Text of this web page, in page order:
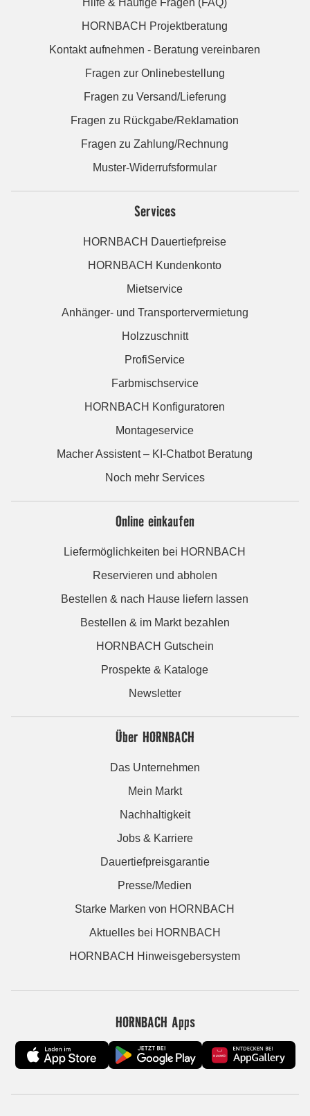
Hilfe & Häufige Fragen (FAQ)
HORNBACH Projektberatung
Kontakt aufnehmen - Beratung vereinbaren
Fragen zur Onlinebestellung
Fragen zu Versand/Lieferung
Fragen zu Rückgabe/Reklamation
Fragen zu Zahlung/Rechnung
Muster-Widerrufsformular
Services
HORNBACH Dauertiefpreise
HORNBACH Kundenkonto
Mietservice
Anhänger- und Transportervermietung
Holzzuschnitt
ProfiService
Farbmischservice
HORNBACH Konfiguratoren
Montageservice
Macher Assistent – KI-Chatbot Beratung
Noch mehr Services
Online einkaufen
Liefermöglichkeiten bei HORNBACH
Reservieren und abholen
Bestellen & nach Hause liefern lassen
Bestellen & im Markt bezahlen
HORNBACH Gutschein
Prospekte & Kataloge
Newsletter
Über HORNBACH
Das Unternehmen
Mein Markt
Nachhaltigkeit
Jobs & Karriere
Dauertiefpreisgarantie
Presse/Medien
Starke Marken von HORNBACH
Aktuelles bei HORNBACH
HORNBACH Hinweisgebersystem
HORNBACH Apps